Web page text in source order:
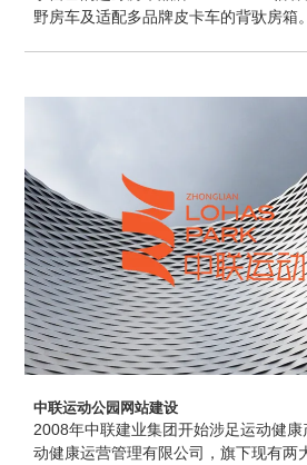
野房车及适配多品牌皮卡车的背驮房箱
中联运动公园网站建设
2008年中联建业集团开始涉足运动健
动健康运营管理有限公司，旗下现有